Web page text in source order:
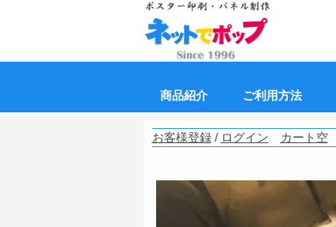
商品紹介 ご利用方法
お客様登録/ ログイン カート空